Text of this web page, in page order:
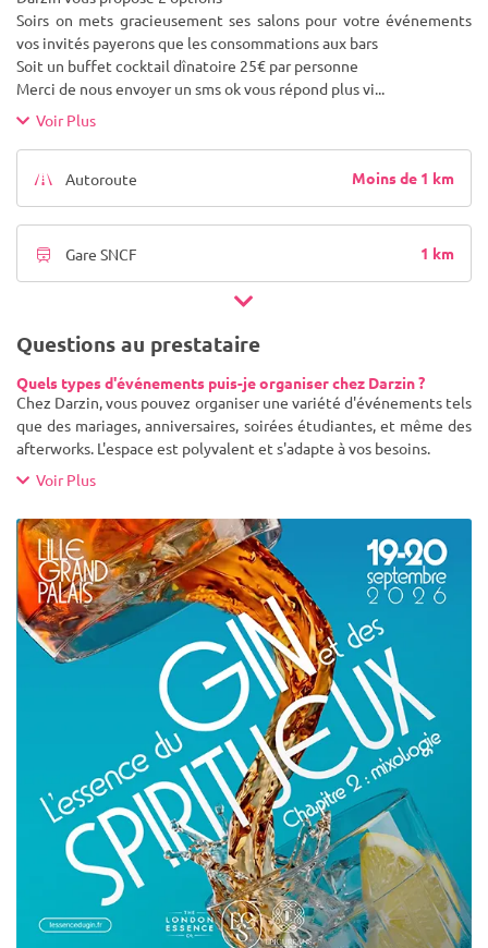
Soirs on mets gracieusement ses salons pour votre événements
vos invités payerons que les consommations aux bars
Soit un buffet cocktail dînatoire 25€ par personne
Merci de nous envoyer un sms ok vous répond plus vi...
Voir Plus
Autoroute Moins de 1 km
Gare SNCF 1 km
Questions au prestataire
Quels types d'événements puis-je organiser chez Darzin ?
Chez Darzin, vous pouvez organiser une variété d'événements tels
que des mariages, anniversaires, soirées étudiantes, et même des
afterworks. L'espace est polyvalent et s'adapte à vos besoins.
Voir Plus